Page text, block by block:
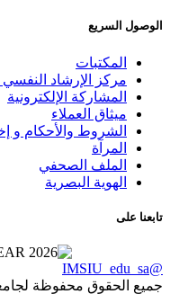
الوصول السريع
المكتبات
مركز الإرشاد النفسي
المشاركة الإلكترونية
ميثاق العملاء
الشروط والأحكام و
المرآة
الملف الصحفي
الهوية البصرية
تابعنا على
@IMSIU_edu_sa
جميع الحقوق محفوظة